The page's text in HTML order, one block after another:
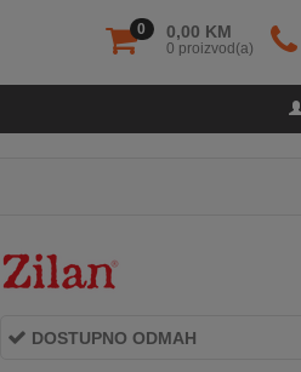
0 0,00 KM
0 proizvod(a)
DOSTUPNO ODMAH